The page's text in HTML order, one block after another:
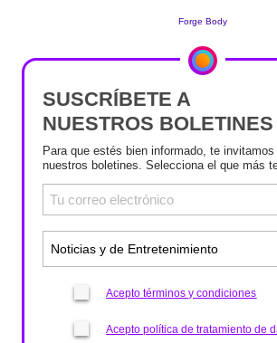
SUSCRÍBETE A
NUESTROS BOLETINES
Para que estés bien informado, te
nuestros boletines. Selecciona el que más
Acepto términos y condiciones
Acepto política de tratamiento de